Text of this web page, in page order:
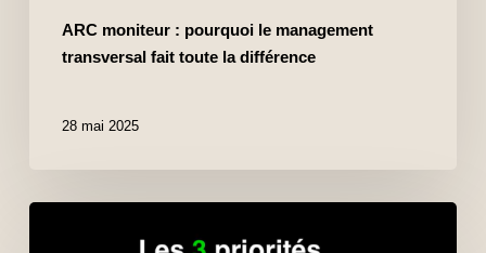
ARC moniteur : pourquoi le management
transversal fait toute la différence
28 mai 2025